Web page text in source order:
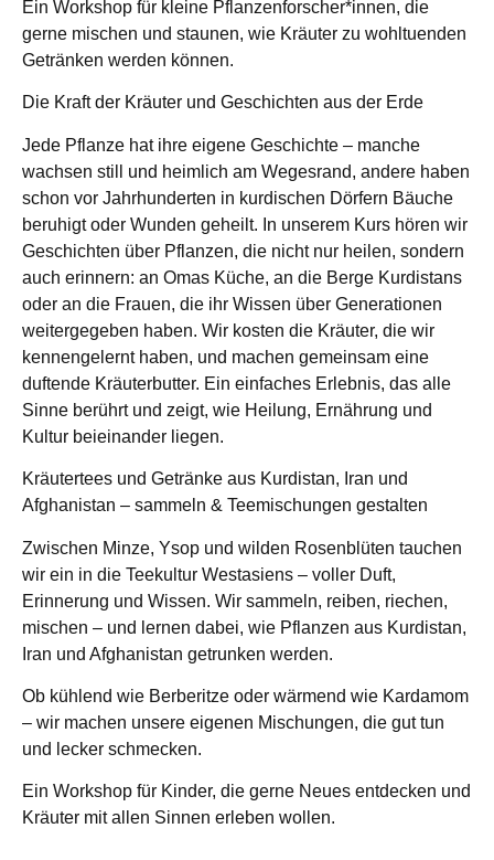
Ein Workshop für kleine Pflanzenforscher*innen, die
gerne mischen und staunen, wie Kräuter zu wohltuenden
Getränken werden können.
Die Kraft der Kräuter und Geschichten aus der Erde
Jede Pflanze hat ihre eigene Geschichte – manche
wachsen still und heimlich am Wegesrand, andere haben
schon vor Jahrhunderten in kurdischen Dörfern Bäuche
beruhigt oder Wunden geheilt. In unserem Kurs hören wir
Geschichten über Pflanzen, die nicht nur heilen, sondern
auch erinnern: an Omas Küche, an die Berge Kurdistans
oder an die Frauen, die ihr Wissen über Generationen
weitergegeben haben. Wir kosten die Kräuter, die wir
kennengelernt haben, und machen gemeinsam eine
duftende Kräuterbutter. Ein einfaches Erlebnis, das alle
Sinne berührt und zeigt, wie Heilung, Ernährung und
Kultur beieinander liegen.
Kräutertees und Getränke aus Kurdistan, Iran und
Afghanistan – sammeln & Teemischungen gestalten
Zwischen Minze, Ysop und wilden Rosenblüten tauchen
wir ein in die Teekultur Westasiens – voller Duft,
Erinnerung und Wissen. Wir sammeln, reiben, riechen,
mischen – und lernen dabei, wie Pflanzen aus Kurdistan,
Iran und Afghanistan getrunken werden.
Ob kühlend wie Berberitze oder wärmend wie Kardamom
– wir machen unsere eigenen Mischungen, die gut tun
und lecker schmecken.
Ein Workshop für Kinder, die gerne Neues entdecken und
Kräuter mit allen Sinnen erleben wollen.